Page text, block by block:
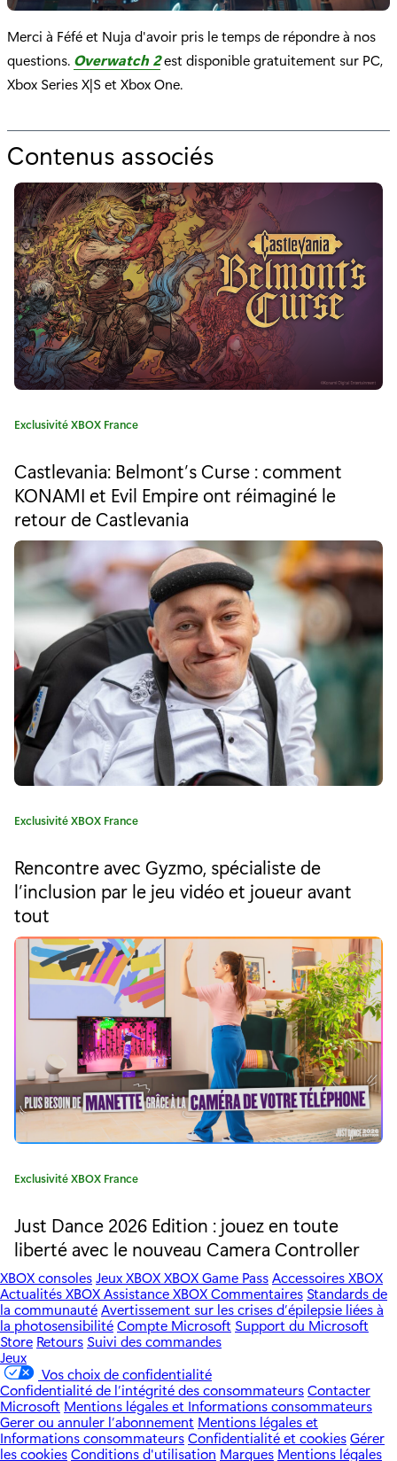
Merci à Féfé et Nuja d'avoir pris le temps de répondre à nos
questions. Overwatch 2est disponible gratuitement sur PC,
Xbox Series X|S et Xbox One.
Contenus associés
o
u
r
"
B
i
e
é
b
u
t
e
r
s
u
r
O
v
r
w
t
c
h
2
:
l
e
o
n
s
e
l
s
C
é
g
o
e
Exclusivité XBOX France
Castlevania: Belmont’s Curse : comment
KONAMI et Evil Empire ont réimaginé le
retour de Castlevania
C
é
g
o
Exclusivité XBOX France
Rencontre avec Gyzmo, spécialiste de
l’inclusion par le jeu vidéo et joueur avant
tout
C
é
o
r
i
e
:
Exclusivité XBOX France
Just Dance 2026 Edition : jouez en toute
liberté avec le nouveau Camera Controller
XBOX consolesJeux XBOXXBOX Game PassAccessoires XBOX
Actualités XBOXAssistance XBOXCommentaires Standards de
la communautéAvertissement sur les crises d’épilepsie liées à
la photosensibilitéCompte Microsoft Support du Microsoft
Store Retours Suivi des commandes
Jeux
Vos choix de confidentialité
Confidentialité de l’intégrité des consommateursContacter
Microsoft Mentions légales et Informations consommateurs
Gerer ou annuler l’abonnement Mentions légales et
Informations consommateursConfidentialité et cookiesGérer
les cookiesConditions d'utilisation Marques Mentions légales